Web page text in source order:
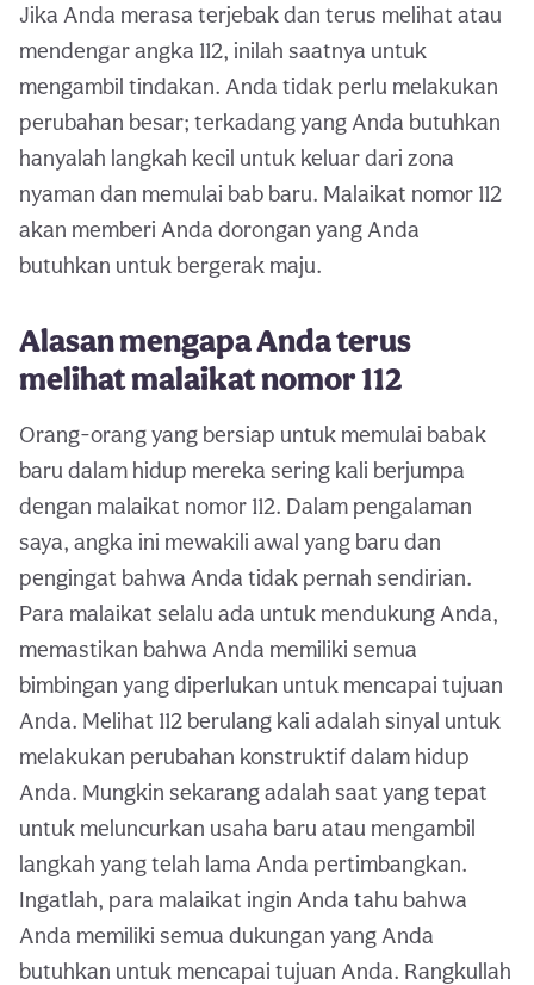
Jika Anda merasa terjebak dan terus melihat atau
mendengar angka 112, inilah saatnya untuk
mengambil tindakan. Anda tidak perlu melakukan
perubahan besar; terkadang yang Anda butuhkan
hanyalah langkah kecil untuk keluar dari zona
nyaman dan memulai bab baru. Malaikat nomor 112
akan memberi Anda dorongan yang Anda
butuhkan untuk bergerak maju.
Alasan mengapa Anda terus
melihat malaikat nomor 112
Orang-orang yang bersiap untuk memulai babak
baru dalam hidup mereka sering kali berjumpa
dengan malaikat nomor 112. Dalam pengalaman
saya, angka ini mewakili awal yang baru dan
pengingat bahwa Anda tidak pernah sendirian.
Para malaikat selalu ada untuk mendukung Anda,
memastikan bahwa Anda memiliki semua
bimbingan yang diperlukan untuk mencapai tujuan
Anda. Melihat 112 berulang kali adalah sinyal untuk
melakukan perubahan konstruktif dalam hidup
Anda. Mungkin sekarang adalah saat yang tepat
untuk meluncurkan usaha baru atau mengambil
langkah yang telah lama Anda pertimbangkan.
Ingatlah, para malaikat ingin Anda tahu bahwa
Anda memiliki semua dukungan yang Anda
butuhkan untuk mencapai tujuan Anda. Rangkullah